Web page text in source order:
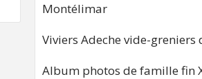
Montélimar
Viviers Adeche vide-greniers
Album photos de famille fin